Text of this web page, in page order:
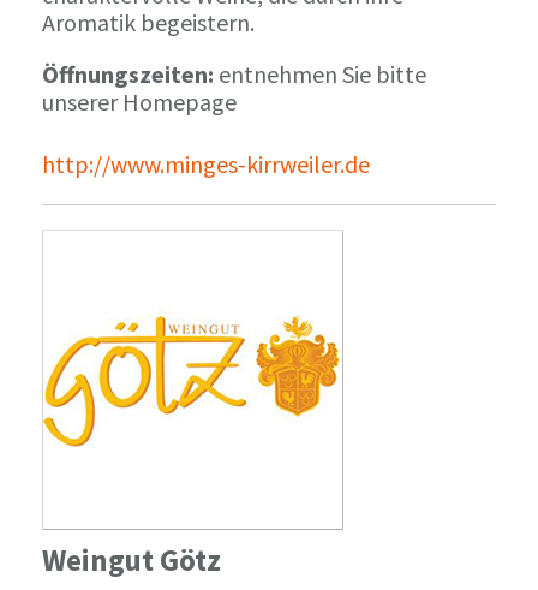
Aromatik begeistern.
Öffnungszeiten: entnehmen Sie bitte
unserer Homepage
http://www.minges-kirrweiler.de
Weingut Götz